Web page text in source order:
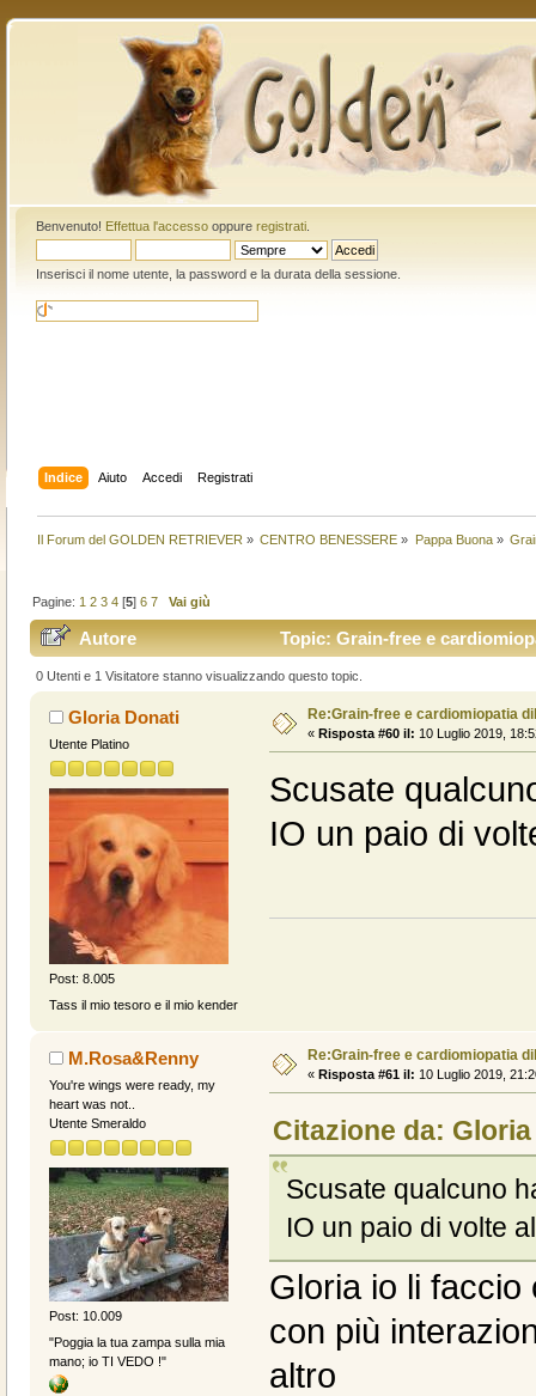
Benvenuto! Effettua l'accessooppure registrati.
Inserisci il nome utente, la password e la durata della sessione.
Indice Aiuto Accedi Registrati
Il Forum del GOLDEN RETRIEVER » CENTRO BENESSERE » Pappa Buona»
Pagine: 1 2 3 4 [5]6 7 Vai giù
Autore Topic: Grain-free e
0 Utenti e 1 Visitatore stanno visualizzando questo topic.
Gloria Donati
Utente Platino
Post: 8.005
Tass il mio tesoro e il mio kender
Re:Grain-free e cardiomiopatia
« Risposta #60 il: 10 Luglio 2019,
Scusate
IO un paio di
M.Rosa&Renny
You're wings were ready, my
heart was not..
Utente Smeraldo
Post: 10.009
"Poggia la tua zampa sulla mia
mano; io TI VEDO !"
Re:Grain-free e cardiomiopatia
« Risposta #61 il: 10 Luglio 2019,
Citazione da:
Scusate qualcuno
IO un paio di volte
Gloria io li faccio
con più
altro